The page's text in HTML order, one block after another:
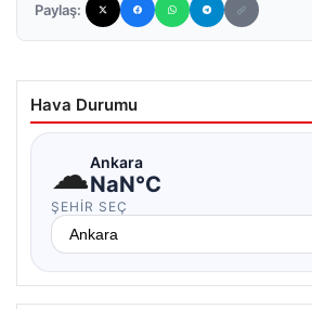
Paylaş:
Hava Durumu
☁Ankara
NaN°C
ŞEHIR SEÇ